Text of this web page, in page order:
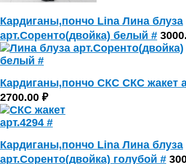
Кардиганы,пончо Lina Лина блуза
арт.Соренто(двойка) белый #
Кардиганы,пончо СКС СКС жакет
2700.00 ₽
Кардиганы,пончо Lina Лина блуза
арт.Соренто(двойка) голубой #